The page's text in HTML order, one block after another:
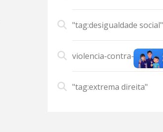
"tag:desigualdade social"
violencia-contra-mulher
"tag:extrema direita"